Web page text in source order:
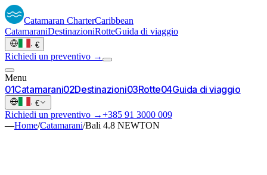
Catamaran CharterCaribbean
CatamaraniDestinazioniRotteGuida di viaggio
· €
Richiedi un preventivo →
Menu
01Catamarani02Destinazioni03Rotte04Guida di viaggio
· €
Richiedi un preventivo →+385 91 3000 009
—Home/Catamarani/Bali 4.8 NEWTON